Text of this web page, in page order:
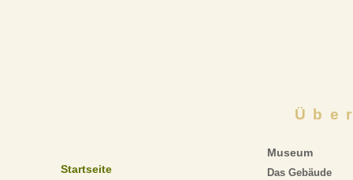
Startseite
Museum
Das Gebäude